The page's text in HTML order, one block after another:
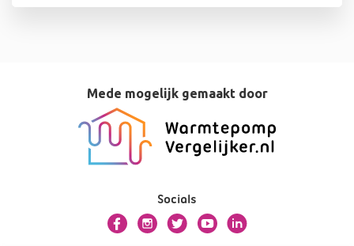
Mede mogelijk gemaakt door
Socials